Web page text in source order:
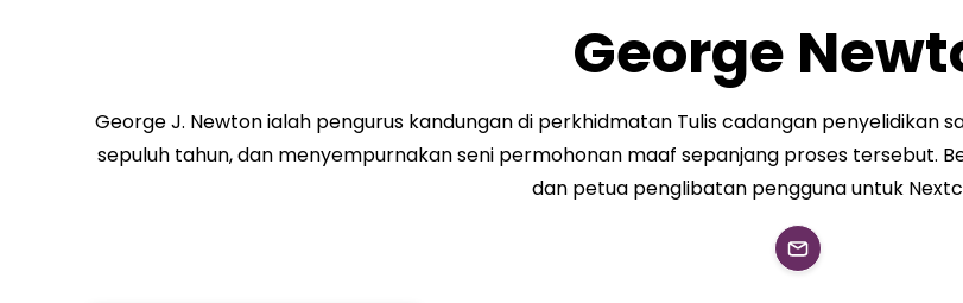
George
George J. Newton ialah pengurus kandungan di perkhidmatan Tulis cadangan penyelidikan
sepuluh tahun, dan menyempurnakan seni permohonan maaf sepanjang proses tersebut.
dan petua penglibatan pengguna untuk